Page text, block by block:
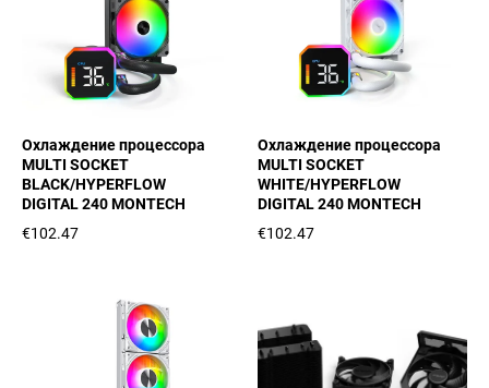
Охлаждение процессора
MULTI SOCKET
BLACK/HYPERFLOW
DIGITAL 240 MONTECH
€102.47
Охлаждение процессора
MULTI SOCKET
WHITE/HYPERFLOW
DIGITAL 240 MONTECH
€102.47